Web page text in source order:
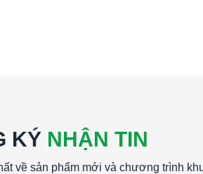
KÝ NHẬN TIN
về sản phẩm mới và chương trình